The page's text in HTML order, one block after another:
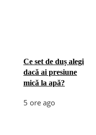
Ce set de duș alegi
dacă ai presiune
mică la apă?
5 ore ago